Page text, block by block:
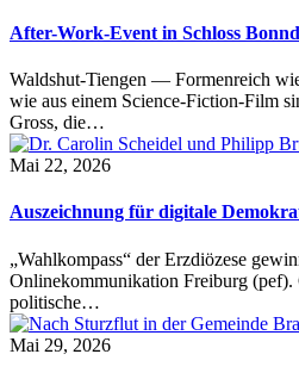
After-Work-Event in Schloss
Waldshut-Tiengen — Formenreich
wie aus einem Science-Fiction-Film
Gross, die…
Mai 22, 2026
Auszeichnung für digitale
„Wahlkompass“ der Erzdiözese
Onlinekommunikation Freiburg
politische…
Mai 29, 2026